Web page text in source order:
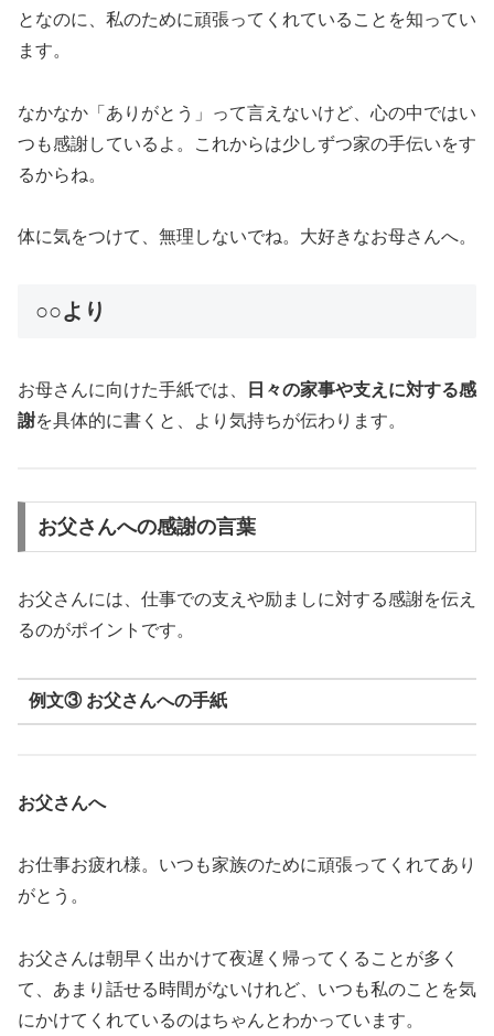
となのに、私のために頑張ってくれていることを知ってい
ます。
なかなか「ありがとう」って言えないけど、心の中ではい
つも感謝しているよ。これからは少しずつ家の手伝いをす
るからね。
体に気をつけて、無理しないでね。大好きなお母さんへ。
○○より
お母さんに向けた手紙では、
日々の家事や支えに対する感
謝を具体的に書くと、より気持ちが伝わります。
お父さんへの感謝の言葉
お父さんには、仕事での支えや励ましに対する感謝を伝え
るのがポイントです。
例文③ お父さんへの手紙
お父さんへ
お仕事お疲れ様。いつも家族のために頑張ってくれてあり
がとう。
お父さんは朝早く出かけて夜遅く帰ってくることが多く
て、あまり話せる時間がないけれど、いつも私のことを気
にかけてくれているのはちゃんとわかっています。